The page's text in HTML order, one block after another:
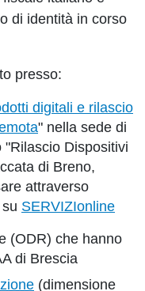
di identità in corso
presso:
digitali e rilascio
" nella sede di
Dispositivi
di Breno,
attraverso
SERVIZIonline
(ODR) che hanno
di Brescia
(dimensione